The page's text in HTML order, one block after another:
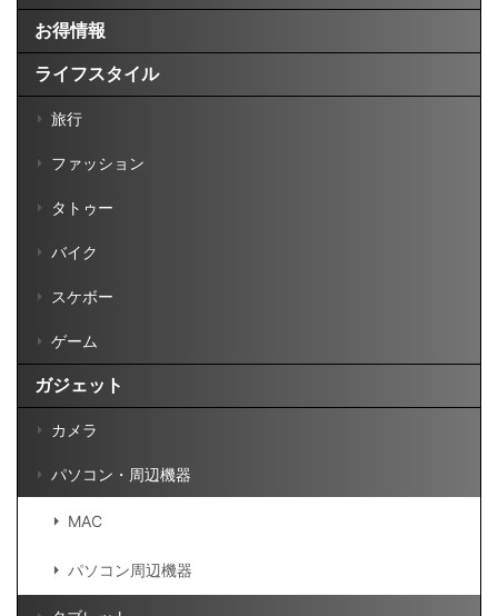
お得情報
ライフスタイル
旅行
ファッション
タトゥー
バイク
スケボー
ゲーム
ガジェット
カメラ
パソコン・周辺機器
MAC
パソコン周辺機器